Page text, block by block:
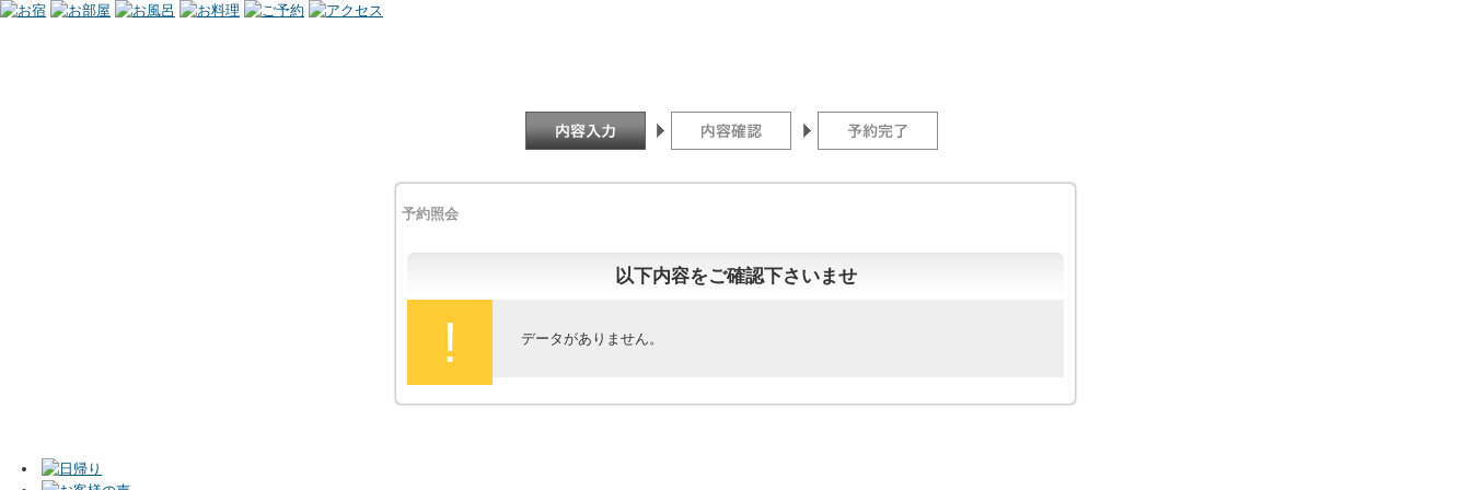
予約照会
以下内容をご確認下さいませ
! データがありません。